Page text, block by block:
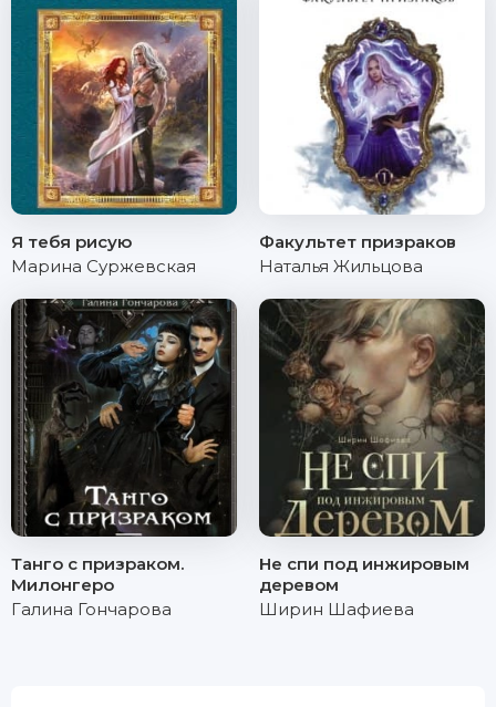
Я тебя рисую
Марина Суржевская
Факультет призраков
Наталья Жильцова
Танго с призраком.
Милонгеро
Галина Гончарова
Не спи под инжировым
деревом
Ширин Шафиева